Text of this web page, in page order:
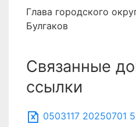
Глава городского
Булгаков
Связанные
ссылки
0503117 20250701